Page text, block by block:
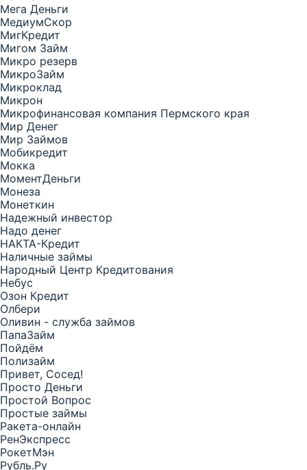
Мега Деньги
МедиумСкор
МигКредит
Мигом Займ
Микро резерв
МикроЗайм
Микроклад
Микрон
Микрофинансовая компания Пермского края
Мир Денег
Мир Займов
Мобикредит
Мокка
МоментДеньги
Монеза
Монеткин
Надежный инвестор
Надо денег
НАКТА-Кредит
Наличные займы
Народный Центр Кредитования
Небус
Озон Кредит
Олбери
Оливин - служба займов
ПапаЗайм
Пойдём
Полизайм
Привет, Сосед!
Просто Деньги
Простой Вопрос
Простые займы
Ракета-онлайн
РенЭкспресс
РокетМэн
Рубль.Ру